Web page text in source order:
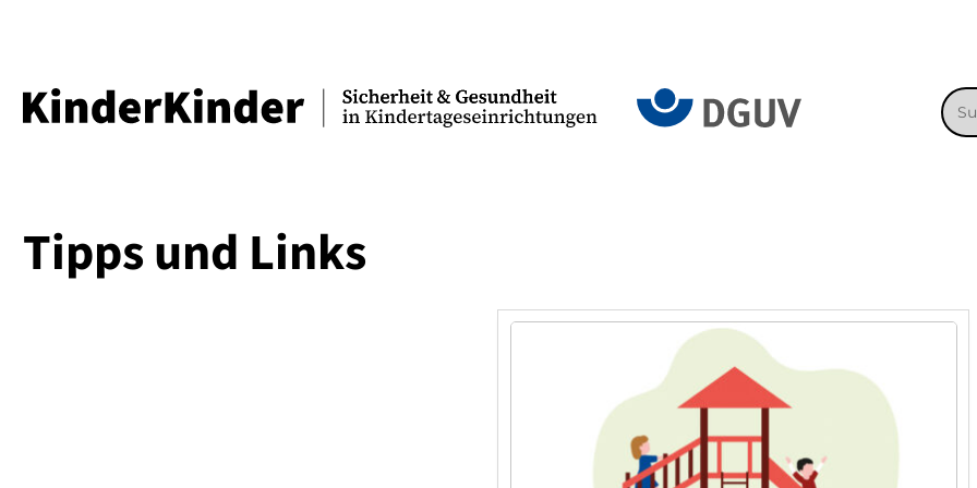
Tipps und Links